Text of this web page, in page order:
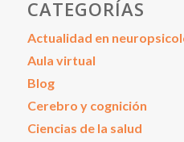
CATEGORÍAS
Actualidad en
Aula virtual
Blog
Cerebro y cognición
Ciencias de la salud